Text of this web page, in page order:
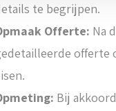
te begrijpen.
Offerte: Na
offerte
Bij